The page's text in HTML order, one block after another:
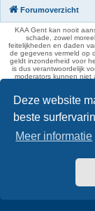
Deze website
beste
Meer informatie
Forumoverzicht
KAA Gent kan nooit
schade, zowel
feitelijkheden en daden
de gegevens vermeld op
geldt inzonderheid voor
is dus verantwoordelijk
moderators kunnen niet